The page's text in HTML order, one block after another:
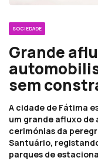
SOCIEDADE
Grande
sem
A cidade de Fátima
um grande afluxo
cerimónias da
Santuário,
parques de